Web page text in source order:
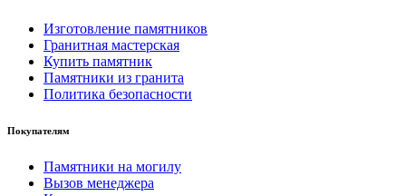
Изготовление памятников
Гранитная мастерская
Купить памятник
Памятники из гранита
Политика безопасности
Покупателям
Памятники на могилу
Вызов менеджера